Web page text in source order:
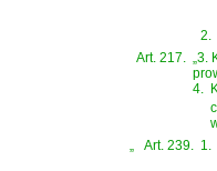
2.
Art. 217. „3.
4.
„
Art. 239. 1.